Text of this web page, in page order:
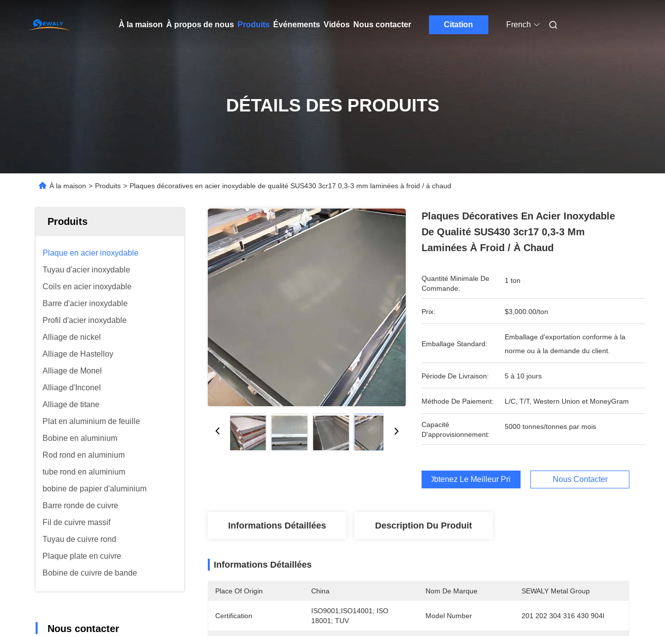
À la maison À propos de nous Produits Événements Vidéos Nous contacter Citation French
DÉTAILS DES PRODUITS
À la maison > Produits > Plaques décoratives en acier inoxydable de qualité SUS430 3cr17 0,3-3 mm laminées à froid / à chaud
Produits
Plaque en acier inoxydable
Tuyau d'acier inoxydable
Coils en acier inoxydable
Barre d'acier inoxydable
Profil d'acier inoxydable
Alliage de nickel
Alliage de Hastelloy
Alliage de Monel
Alliage d'Inconel
Alliage de titane
Plat en aluminium de feuille
Bobine en aluminium
Rod rond en aluminium
tube rond en aluminium
bobine de papier d'aluminium
Barre ronde de cuivre
Fil de cuivre massif
Tuyau de cuivre rond
Plaque plate en cuivre
Bobine de cuivre de bande
Nous contacter
Plaques Décoratives En Acier Inoxydable
De Qualité SUS430 3cr17 0,3-3 Mm
Laminées À Froid / À Chaud
Quantité Minimale De
Commande:
1 ton
Prix: $3,000.00/ton
Emballage Standard:
Emballage d'exportation conforme à la
norme ou à la demande du client.
Période De Livraison: 5 à 10 jours
Méthode De Paiement: L/C, T/T, Western Union et MoneyGram
Capacité
D'approvisionnement:
5000 tonnes/tonnes par mois
Obtenez Le Meilleur Prix Nous Contacter
Informations Détaillées Description Du Produit
Informations Détaillées
Place Of Origin China Nom De Marque SEWALY Metal Group
Certification
ISO9001;ISO14001; ISO
18001; TUV
Model Number 201 202 304 316 430 904l